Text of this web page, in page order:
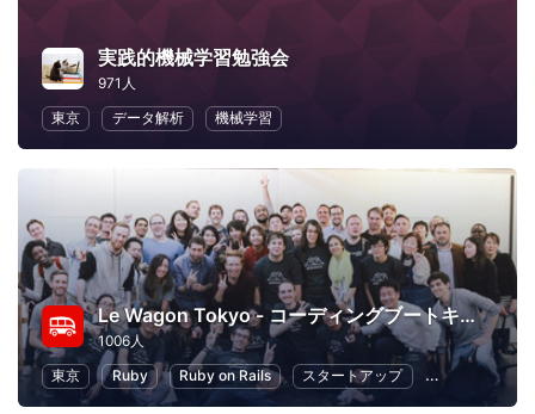
実践的機械学習勉強会
971人
東京
データ解析 機械学習
Le Wagon Tokyo - コーディングブートキャンプ
1006人
東京
Ruby Ruby on Rails スタートアップ 起業 初心